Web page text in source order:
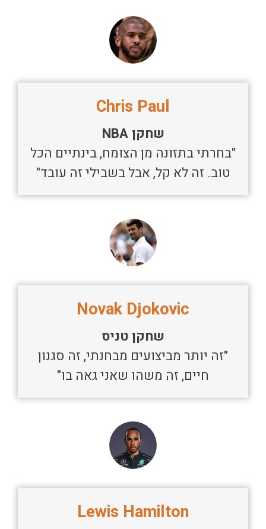
שחקן NBA
"בחרתי בתזונה מן הצומח, בינתיים הכל
טוב. זה לא קל, אבל בשבילי זה עובד"
Chris Paul
שחקן טניס
"זה יותר מביצועים מבחנתי, זה סגנון
חיים, זה משהו שאני גאה בו"
Novak Djokovic
Lewis Hamilton